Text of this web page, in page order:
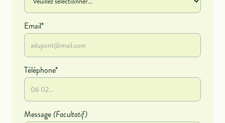
Email*
Téléphone*
Message (Facultatif)